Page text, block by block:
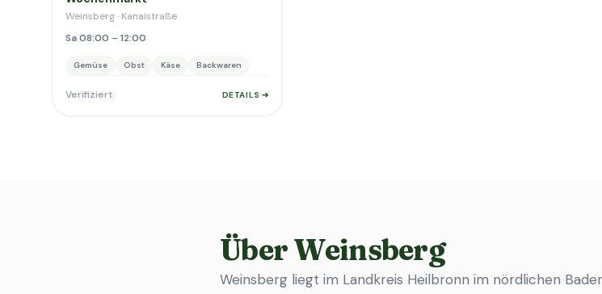
Weinsberg · Kanalstraße
Sa 08:00 – 12:00
Gemüse Obst Käse Backwaren
Verifiziert DETAILS ➔
Über Weinsberg
Weinsberg liegt im Landkreis Heilbronn im nördlichen